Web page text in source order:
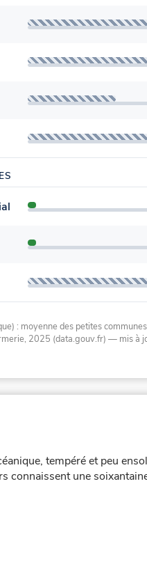
: moyenne des petites
2025 (data.gouv.fr) — mis à
tempéré et peu
connaissent une